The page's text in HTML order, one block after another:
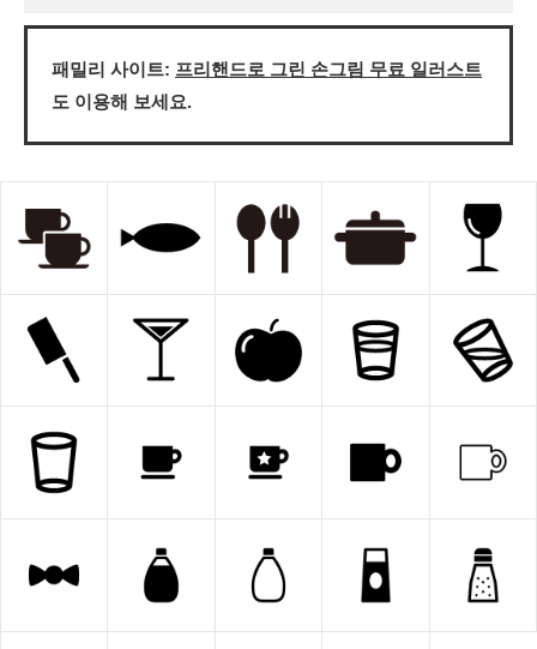
패밀리 사이트: 프리핸드로 그린 손그림 무료 일러스트
도 이용해 보세요.